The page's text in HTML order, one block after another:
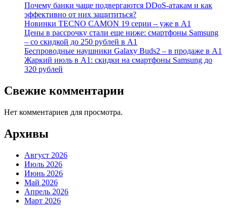
Почему банки чаще подвергаются DDoS-атакам и как
эффективно от них защититься?
Новинки TECNO CAMON 19 серии – уже в А1
Цены в рассрочку стали еще ниже: смартфоны Samsung
– со скидкой до 250 рублей в А1
Беспроводные наушники Galaxy Buds2 – в продаже в А1
Жаркий июль в А1: скидки на смартфоны Samsung до
320 рублей
Свежие комментарии
Нет комментариев для просмотра.
Архивы
Август 2026
Июль 2026
Июнь 2026
Май 2026
Апрель 2026
Март 2026